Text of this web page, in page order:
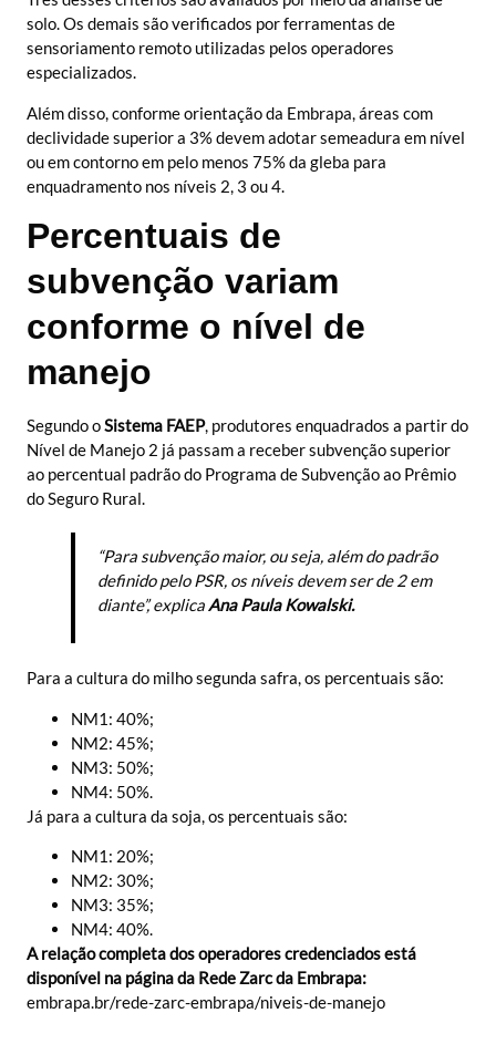
solo. Os demais são verificados por ferramentas de
sensoriamento remoto utilizadas pelos operadores
especializados.
Além disso, conforme orientação da Embrapa, áreas com
declividade superior a 3% devem adotar semeadura em nível
ou em contorno em pelo menos 75% da gleba para
enquadramento nos níveis 2, 3 ou 4.
Percentuais de
subvenção variam
conforme o nível de
manejo
Segundo oSistema FAEP, produtores enquadrados a partir do
Nível de Manejo 2 já passam a receber subvenção superior
ao percentual padrão do Programa de Subvenção ao Prêmio
do Seguro Rural.
“Para subvenção maior, ou seja, além do padrão
definido pelo PSR, os níveis devem ser de 2 em
diante”, explicaAna Paula Kowalski.
Para a cultura do milho segunda safra, os percentuais são:
NM1: 40%;
NM2: 45%;
NM3: 50%;
NM4: 50%.
Já para a cultura da soja, os percentuais são:
NM1: 20%;
NM2: 30%;
NM3: 35%;
NM4: 40%.
A relação completa dos operadores credenciados está
disponível na página da Rede Zarc da Embrapa:
embrapa.br/rede-zarc-embrapa/niveis-de-manejo